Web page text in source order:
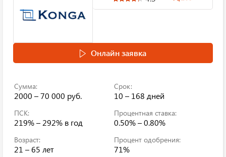
Онлайн заявка
Сумма:
2000 – 70 000 руб.
Срок:
10 – 168 дней
ПСК:
219% – 292% в год
Процентная ставка:
0.50% – 0.80%
Возраст:
21 – 65 лет
Процент одобрения:
71%